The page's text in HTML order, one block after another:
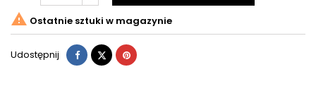
 Ostatnie sztuki w magazynie
Udostępnij Udostępnij
TweetujPinterest